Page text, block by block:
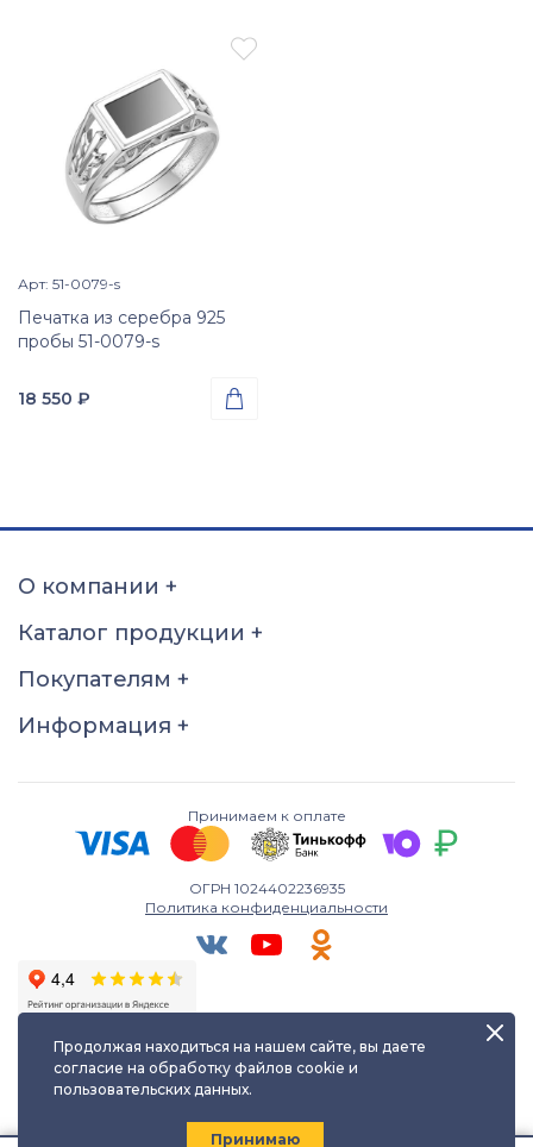

 Просмотр изделия
Арт: 51-0079-s
Печатка из серебра 925
пробы 51-0079-s
18 550 ₽ 
17.5 18 18.5
19
19.5
20 20.5
21.5
22 22.5
О компании +
Каталог продукции +
Покупателям +
Информация +
Принимаем к оплате
ОГРН 1024402236935
Политика конфиденциальности
Любое использование либо копирование материалов сайта
kayuf.ru| © КаЮФ , 2013-2026
Продолжая находиться на нашем сайте, вы даете
согласие на обработку файлов cookie и
пользовательских данных.
Принимаю